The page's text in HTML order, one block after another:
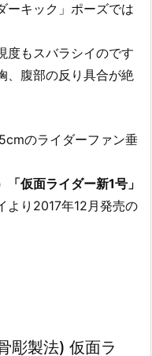
ーキック」ポーズでは
度もスバラシイのです
、腹部の反り具合が絶
のライダーファン垂
仮面ライダー新1号」
より2017年12月発売の
彫製法) 仮面ラ